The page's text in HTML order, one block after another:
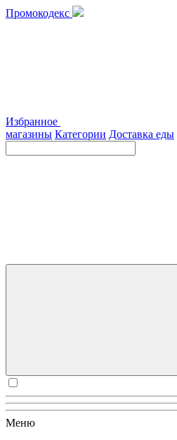
Промокодекс
Избранное
магазины Категории Доставка еды
Меню